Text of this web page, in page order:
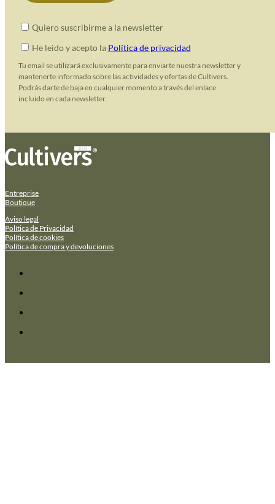
Quiero suscribirme a la newsletter
He leido y acepto la Política de privacidad
Tu email se utilizará exclusivamente para enviarte nuestra newsletter y
mantenerte informado sobre las actividades y ofertas de Cultivers.
Podrás darte de baja en cualquier momento a través del enlace
incluido en cada newsletter.
Entreprise
Boutique
Aviso legal
Política de Privacidad
Política de cookies
Política de compra y devoluciones